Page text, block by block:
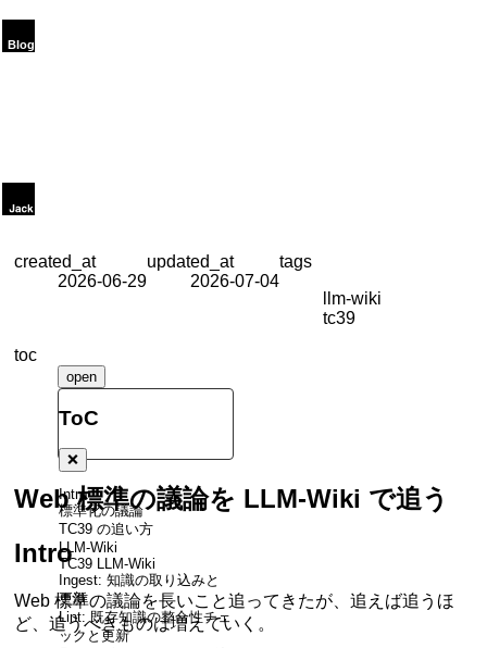
created_at
2026-06-29
updated_at
2026-07-04
tags
llm-wiki
tc39
toc
open
ToC
❌
Intro
標準化の議論
TC39 の追い方
LLM-Wiki
TC39 LLM-Wiki
Ingest: 知識の取り込みと
更新
Lint: 既存知識の整合性チェ
ックと更新
Web 標準の議論を LLM-Wiki で追う
Intro
Web 標準の議論を長いこと追ってきたが、追えば追うほ
ど、追うべきものは増えていく。